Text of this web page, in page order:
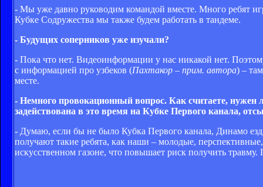
- Мы уже давно руководим командой вместе. Много ребят
Кубке Содружества мы также будем работать в тандеме.
- Будущих соперников уже изучали?
- Пока что нет. Видеоинформации у нас никакой нет.
с информацией про узбеков (Пахтакор – прим. автора) –
месте.
- Немного провокационный вопрос. Как считаете,
задействована в это время на Кубке Первого канала,
- Думаю, если бы не было Кубка Первого канала, Динамо
получают такие ребята, как наши – молодые,
искусственном газоне, что повышает риск получить